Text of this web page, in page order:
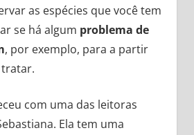
as espécies que você tem
se há algum problema de
, por exemplo, para a partir
com uma das leitoras
Ela tem uma